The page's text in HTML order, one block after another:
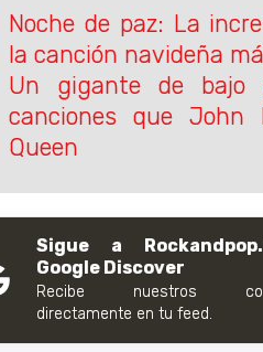
Noche de paz: La
la canción navideña
Un gigante de bajo
canciones que John
Queen
Sigue a
Google Discover
Recibe nuestros
directamente en tu feed.